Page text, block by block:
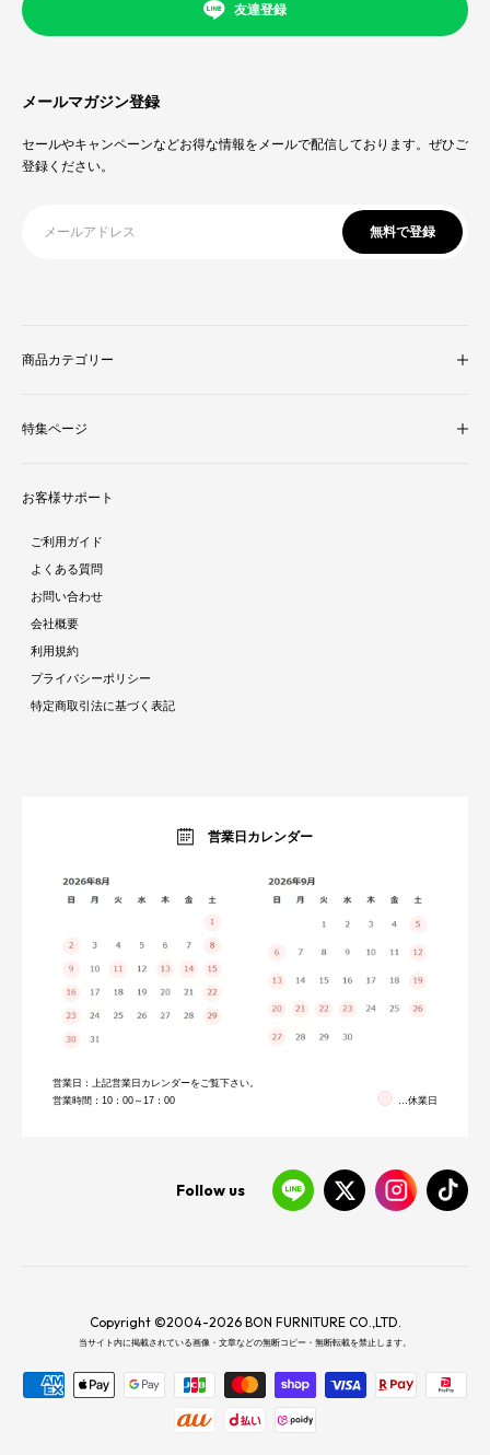
友達登録
メールマガジン登録
セールやキャンペーンなどお得な情報をメールで配信しております。ぜひご
登録ください。
無料で登録
商品カテゴリー
照明・ライト
ダイニング
ソファ・クッション
チェア・座椅子
デスク
ミラー・ドレッサー
パーテーション・衝立
ベッド・寝具
特集ページ
人気商品ランキング
お客様サポート
ご利用ガイド
よくある質問
お問い合わせ
会社概要
利用規約
プライバシーポリシー
特定商取引法に基づく表記
営業日カレンダー
営業日：上記営業日カレンダーをご覧下さい。
営業時間：10：00～17：00
…休業日
Follow us
Copyright ©2004-2026 BON FURNITURE CO.,LTD.
当サイト内に掲載されている画像・文章などの無断コピー・無断転載を禁止します。